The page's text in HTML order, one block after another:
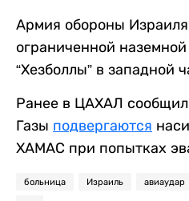
Армия обороны Израиля
ограниченной
“Хезболлы” в западной
Ранее в ЦАХАЛ
Газы подвергаются
ХАМАС при попытках
больница Израиль авиаудар